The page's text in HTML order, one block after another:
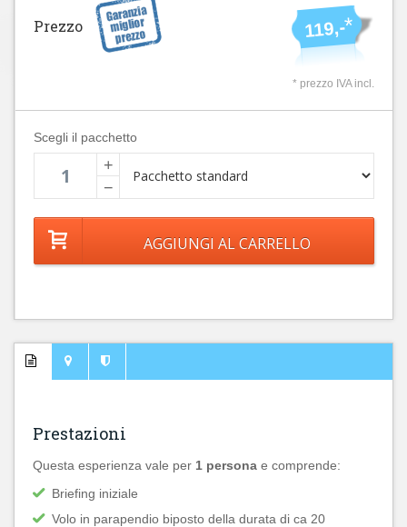
119,-*
Prezzo
* prezzo IVA incl.
Scegli il pacchetto
+
−
Prestazioni
Questa esperienza vale per 1 persona e comprende:
Briefing iniziale
Volo in parapendio biposto della durata di ca 20